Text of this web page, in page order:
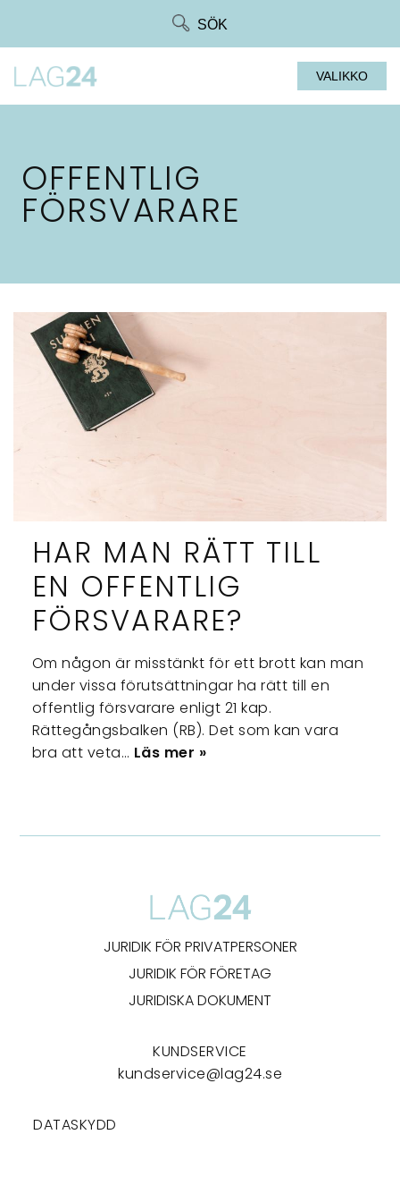
SÖK
VALIKKO
OFFENTLIG
FÖRSVARARE
HAR MAN RÄTT TILL
EN OFFENTLIG
FÖRSVARARE?
Om någon är misstänkt för ett brott kan man
under vissa förutsättningar ha rätt till en
offentlig försvarare enligt 21 kap.
Rättegångsbalken (RB). Det som kan vara
bra att veta… Läs mer »
JURIDIK FÖR PRIVATPERSONER
JURIDIK FÖR FÖRETAG
JURIDISKA DOKUMENT
KUNDSERVICE
kundservice@lag24.se
DATASKYDD